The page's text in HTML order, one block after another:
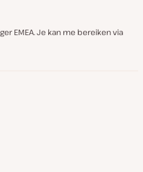
EMEA. Je kan me bereiken via